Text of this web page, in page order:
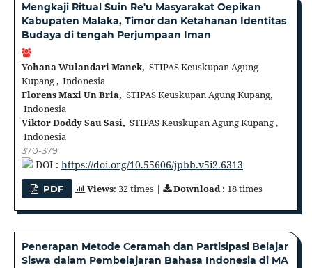
Mengkaji Ritual Suin Re'u Masyarakat Oepikan
Kabupaten Malaka, Timor dan Ketahanan Identitas
Budaya di tengah Perjumpaan Iman
Yohana Wulandari Manek, STIPAS Keuskupan Agung
Kupang , Indonesia
Florens Maxi Un Bria, STIPAS Keuskupan Agung Kupang,
Indonesia
Viktor Doddy Sau Sasi, STIPAS Keuskupan Agung Kupang ,
Indonesia
370-379
DOI : https://doi.org/10.55606/jpbb.v5i2.6313
PDF Views: 32 times | Download: 18 times
Penerapan Metode Ceramah dan Partisipasi Belajar
Siswa dalam Pembelajaran Bahasa Indonesia di MA